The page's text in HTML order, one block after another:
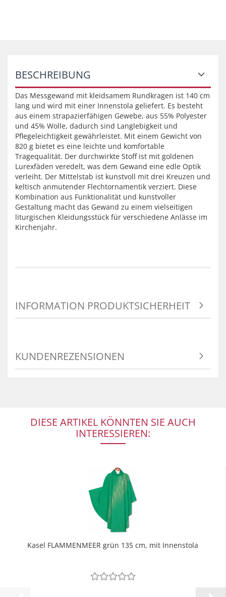
BESCHREIBUNG
Das Messgewand mit kleidsamem Rundkragen ist 140 cm
lang und wird mit einer Innenstola geliefert. Es besteht
aus einem strapazierfähigen Gewebe, aus 55% Polyester
und 45% Wolle, dadurch sind Langlebigkeit und
Pflegeleichtigkeit gewährleistet. Mit einem Gewicht von
820 g bietet es eine leichte und komfortable
Tragequalität. Der durchwirkte Stoff ist mit goldenen
Lurexfäden veredelt, was dem Gewand eine edle Optik
verleiht. Der Mittelstab ist kunstvoll mit drei Kreuzen und
keltisch anmutender Flechtornamentik verziert. Diese
Kombination aus Funktionalität und kunstvoller
Gestaltung macht das Gewand zu einem vielseitigen
liturgischen Kleidungsstück für verschiedene Anlässe im
Kirchenjahr.
INFORMATION PRODUKTSICHERHEIT
KUNDENREZENSIONEN
DIESE ARTIKEL KÖNNTEN SIE AUCH
INTERESSIEREN:
Kasel FLAMMENMEER grün 135 cm, mit Innenstola